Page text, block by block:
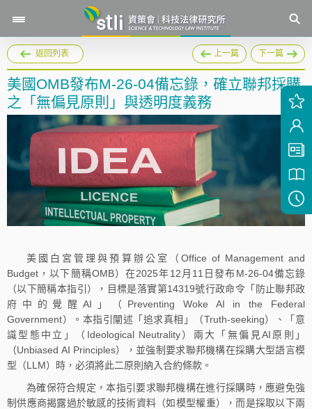
返回列表 上一篇 下一篇
美國OMB發布M-26-04備忘錄，確立聯邦採購
之「無偏見原則」與透明度義務
美國白宮管理與預算辦公室（Office of Management and
Budget，以下簡稱OMB）在2025年12月11日發布M-26-04備忘錄
（以下簡稱本指引），目標是落實第14319號行政命令「防止聯邦政
府中的覺醒AI」（Preventing Woke AI in the Federal
Government）。本指引闡述「追求真相」（Truth-seeking）、「意
識型態中立」（Ideological Neutrality）兩大「無偏見AI原則」
（Unbiased AI Principles），並強制要求聯邦機構在採購大型語言模
型（LLM）時，必須將此二原則納入合約條款。
為確保符合規定，本指引要求聯邦機構在進行採購時，應避免強
制供應商揭露過於敏感的技術資料（如模型權重），而是採取以下兩